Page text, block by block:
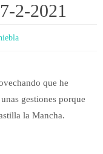
2-2021
que he
gestiones porque
la Mancha.